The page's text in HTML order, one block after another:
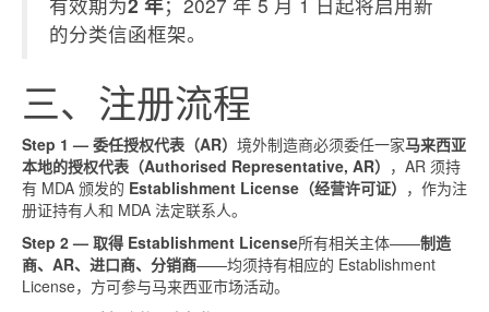
的分类信函框架。
三、注册流程
Step 1 — 委任授权代表（AR） 境外制造商必须委任一家马来西亚
本地的授权代表（Authorised Representative, AR） ，AR 须持
有 MDA 颁发的 Establishment License（经营许可证） ，作为注
册证持有人和 MDA 法定联系人。
Step 2 — 取得 Establishment License所有相关主体——制造
商、AR、进口商、分销商——均须持有相应的 Establishment
License，方可参与马来西亚市场活动。